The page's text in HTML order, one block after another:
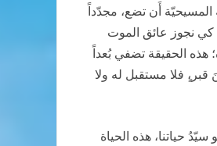
المسيحيّة أَن تضع، مجدّداً
كي نجوز عائق الموت
هذه الحقيقة تضفي بُعداً
فلا مستقبل له ولا
حياتنا، هذه الحياة